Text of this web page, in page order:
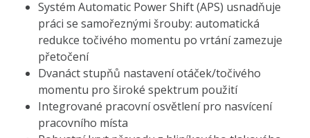
Systém Automatic Power Shift (APS) usnadňuje
práci se samořeznými šrouby: automatická
redukce točivého momentu po vrtání zamezuje
přetočení
Dvanáct stupňů nastavení otáček/točivého
momentu pro široké spektrum použití
Integrované pracovní osvětlení pro nasvícení
pracovního místa